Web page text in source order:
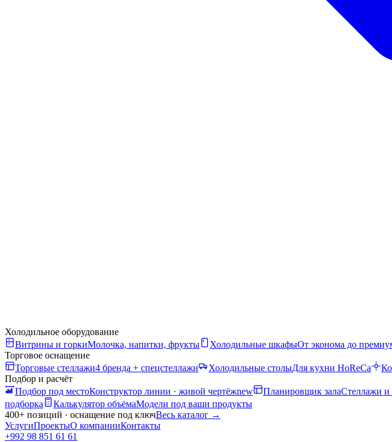
Холодильное оборудование
Витрины и горкиМолочка, напитки, фрукты Холодильные шкафыОт эконома до
Торговое оснащение
Торговые стеллажи4 бренда + спецстеллажи Холодильные столыДля кухни HoReCa
Подбор и расчёт
Подбор под местоКонструктор линии · живой чертёжnew Планировщик залаСтеллажи и
подборка
Калькулятор объёмаМодели под ваши продукты
400+ позиций · оснащение под ключВесь каталог →
УслугиПроектыО компанииКонтакты
+992 98 851 61 61